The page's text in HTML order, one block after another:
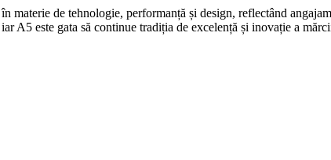
de tehnologie, performanță și design, reflectând
A5 este gata să continue tradiția de excelență și inovație a